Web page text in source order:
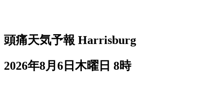
頭痛天気予報 Harrisburg
2026年8月6日木曜日 8時